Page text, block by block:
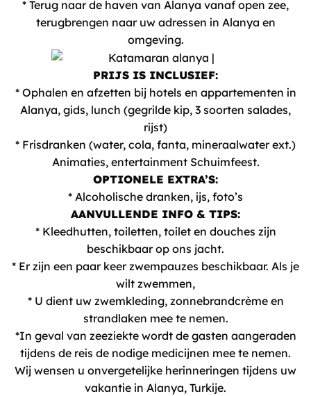
* Terug naar de haven van Alanya vanaf open zee,
terugbrengen naar uw adressen in Alanya en
omgeving.
PRIJS IS INCLUSIEF:
* Ophalen en afzetten bij hotels en appartementen in
Alanya, gids, lunch (gegrilde kip, 3 soorten salades,
rijst)
* Frisdranken (water, cola, fanta, mineraalwater ext.)
Animaties, entertainment Schuimfeest.
OPTIONELE EXTRA’S:
* Alcoholische dranken, ijs, foto’s
AANVULLENDE INFO & TIPS:
* Kleedhutten, toiletten, toilet en douches zijn
beschikbaar op ons jacht.
* Er zijn een paar keer zwempauzes beschikbaar. Als je
wilt zwemmen,
* U dient uw zwemkleding, zonnebrandcrème en
strandlaken mee te nemen.
*In geval van zeeziekte wordt de gasten aangeraden
tijdens de reis de nodige medicijnen mee te nemen.
Wij wensen u onvergetelijke herinneringen tijdens uw
vakantie in Alanya, Turkije.